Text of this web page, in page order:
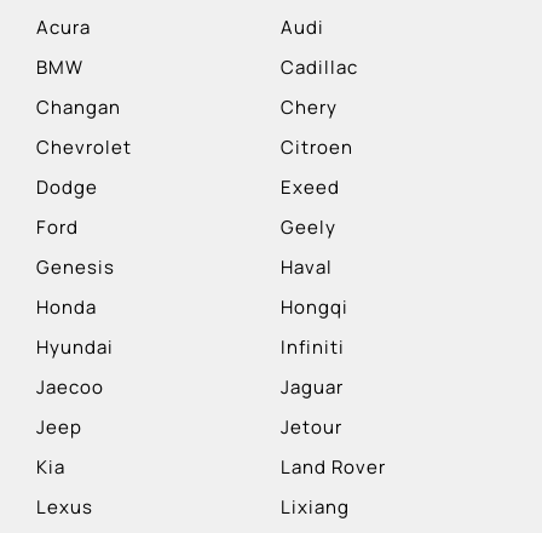
Acura
Audi
BMW
Cadillac
Changan
Chery
Chevrolet
Citroen
Dodge
Exeed
Ford
Geely
Genesis
Haval
Honda
Hongqi
Hyundai
Infiniti
Jaecoo
Jaguar
Jeep
Jetour
Kia
Land Rover
Lexus
Lixiang